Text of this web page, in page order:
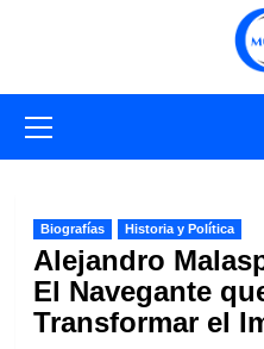
primario
Biografías Historia y Política
Alejandro
El Navegante
Transformar el